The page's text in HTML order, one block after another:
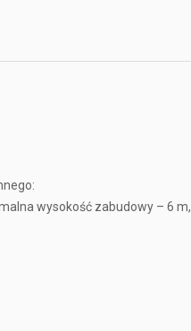
wysokość zabudowy – 6 m,